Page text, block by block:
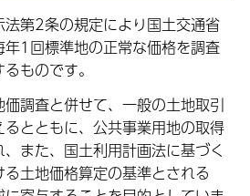
第2条の規定により国土交通省
1回標準地の正常な価格を調査
ものです。
調査と併せて、一般の土地取引
とともに、公共事業用地の取得
また、国土利用計画法に基づく
土地価格算定の基準とされる